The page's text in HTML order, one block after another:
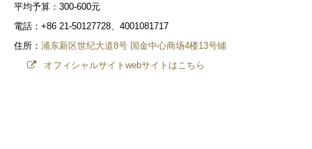
平均予算：300-600元
電話：+86 21-50127728、4001081717
住所： 浦东新区世纪大道8号 国金中心商场4楼13号铺
オフィシャルサイトwebサイトはこちら